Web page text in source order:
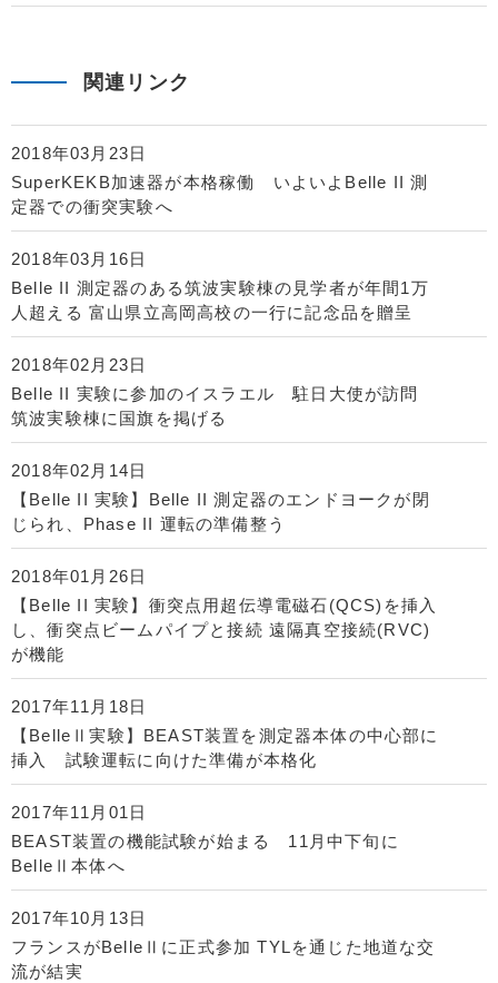
関連リンク
2018年03月23日
SuperKEKB加速器が本格稼働 いよいよBelle II 測
定器での衝突実験へ
2018年03月16日
Belle II 測定器のある筑波実験棟の見学者が年間1万
人超える 富山県立高岡高校の一行に記念品を贈呈
2018年02月23日
Belle II 実験に参加のイスラエル 駐日大使が訪問
筑波実験棟に国旗を掲げる
2018年02月14日
【Belle II 実験】Belle II 測定器のエンドヨークが閉
じられ、Phase II 運転の準備整う
2018年01月26日
【Belle II 実験】衝突点用超伝導電磁石(QCS)を挿入
し、衝突点ビームパイプと接続 遠隔真空接続(RVC)
が機能
2017年11月18日
【BelleⅡ実験】BEAST装置を測定器本体の中心部に
挿入 試験運転に向けた準備が本格化
2017年11月01日
BEAST装置の機能試験が始まる 11月中下旬に
BelleⅡ本体へ
2017年10月13日
フランスがBelleⅡに正式参加 TYLを通じた地道な交
流が結実